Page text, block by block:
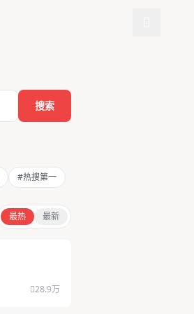
搜索
#热搜第一
最热 最新
28.9万